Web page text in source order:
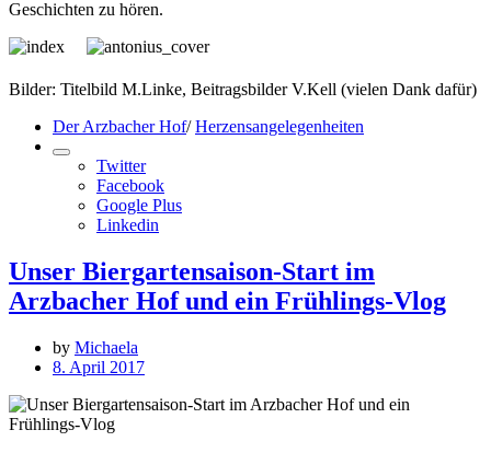
Geschichten zu hören.
Bilder: Titelbild M.Linke, Beitragsbilder V.Kell (vielen Dank dafür)
Der Arzbacher Hof/Herzensangelegenheiten
Twitter
Facebook
Google Plus
Linkedin
Unser Biergartensaison-Start im
Arzbacher Hof und ein Frühlings-Vlog
by Michaela
8. April 2017